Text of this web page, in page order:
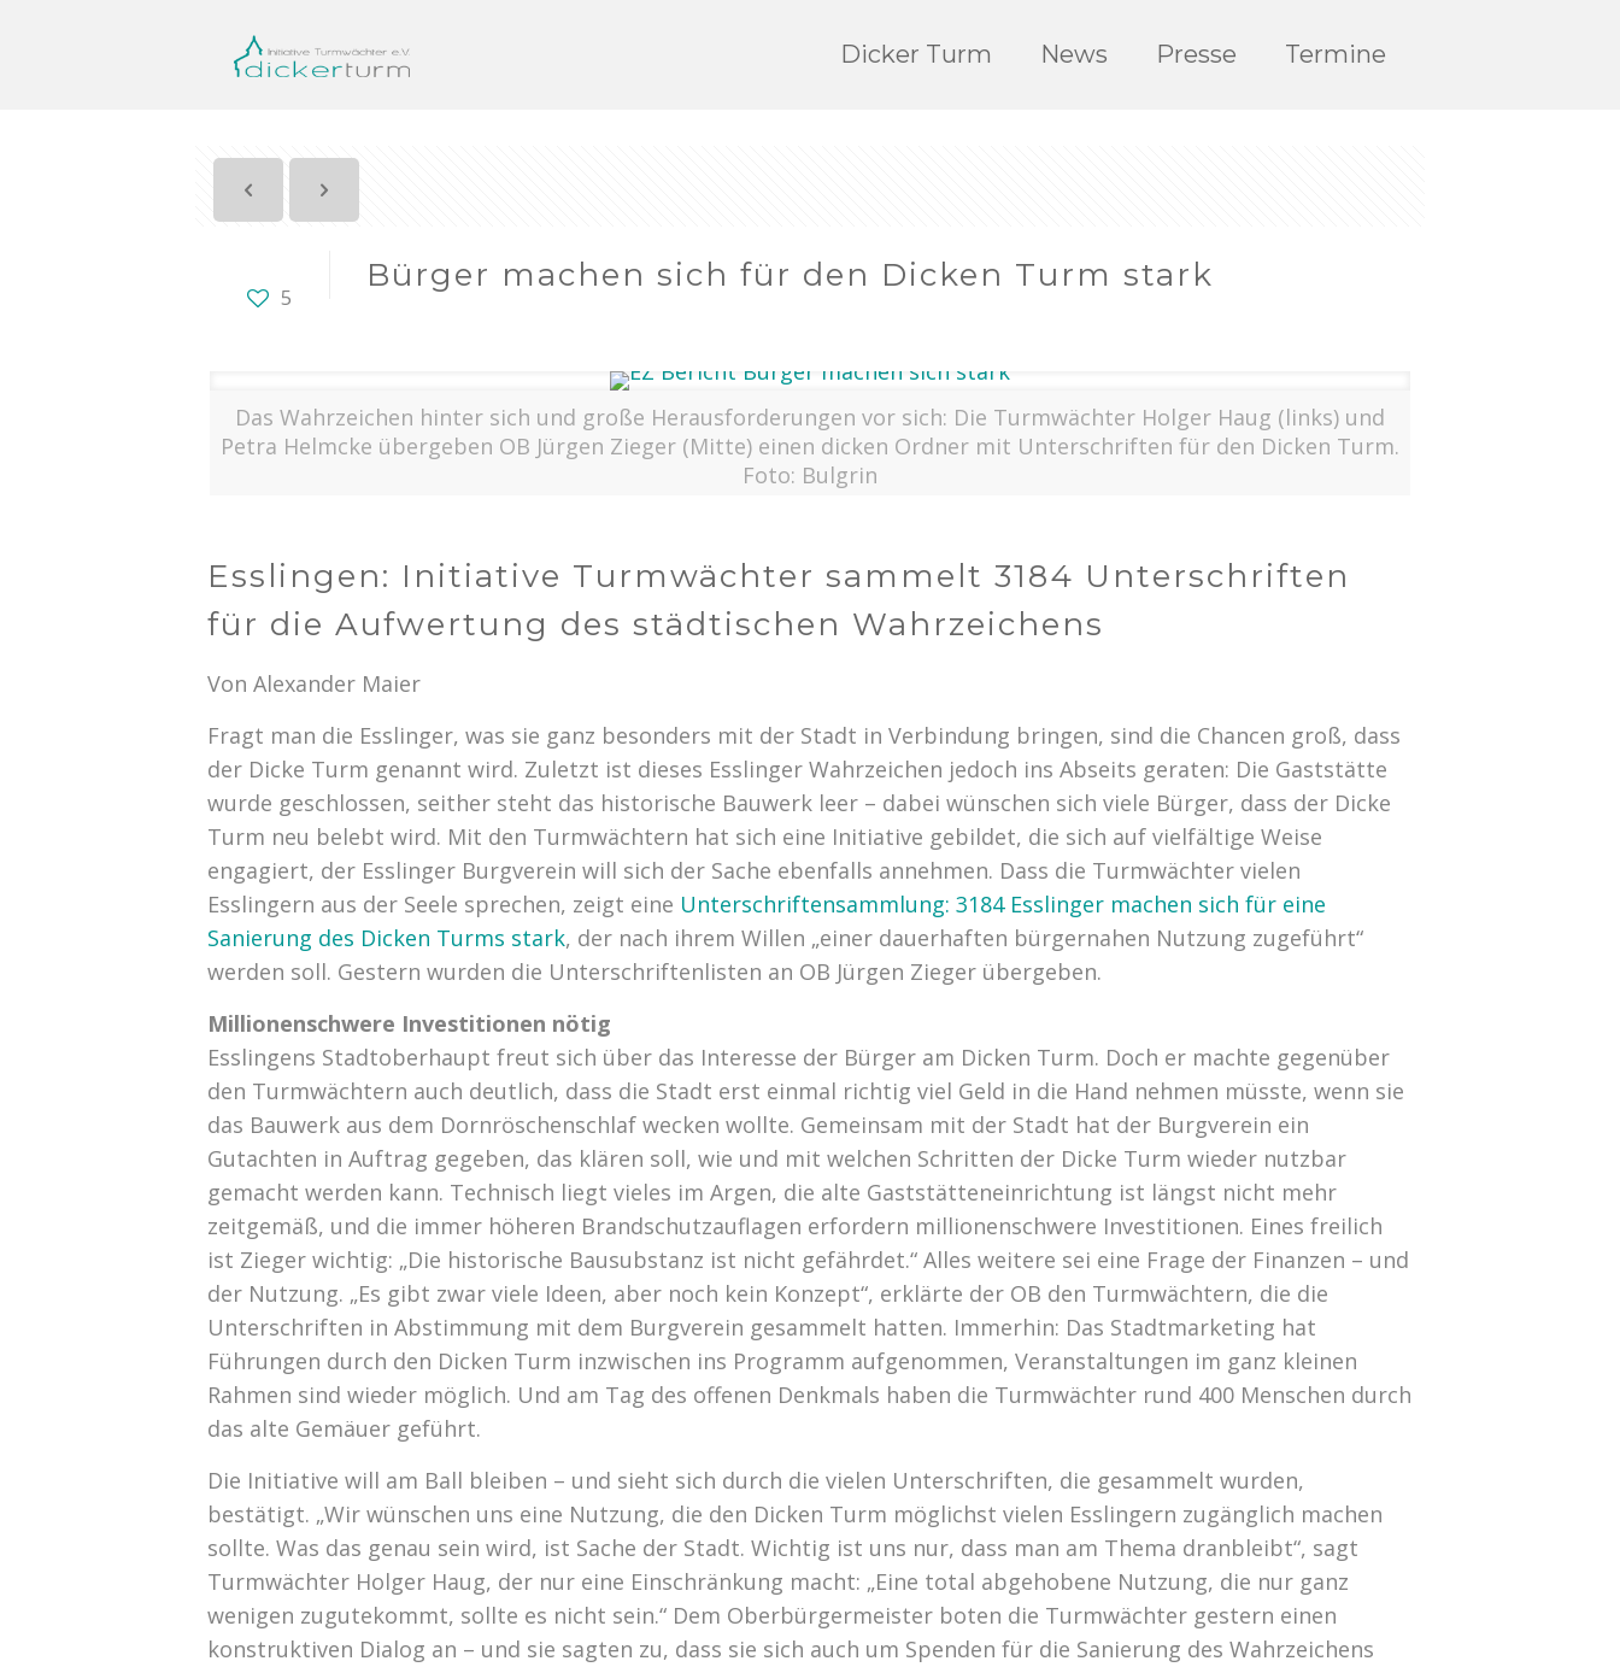
Dicker Turm News Presse Termine
5
Bürger machen sich für den Dicken Turm stark
Das Wahrzeichen hinter sich und große Herausforderungen vor sich: Die Turmwächter Holger Haug (links) und
Petra Helmcke übergeben OB Jürgen Zieger (Mitte) einen dicken Ordner mit Unterschriften für den Dicken Turm.
Foto: Bulgrin
Esslingen: Initiative Turmwächter sammelt 3184 Unterschriften
für die Aufwertung des städtischen Wahrzeichens
Von Alexander Maier
Fragt man die Esslinger, was sie ganz besonders mit der Stadt in Verbindung bringen, sind die Chancen groß, dass
der Dicke Turm genannt wird. Zuletzt ist dieses Esslinger Wahrzeichen jedoch ins Abseits geraten: Die Gaststätte
wurde geschlossen, seither steht das historische Bauwerk leer – dabei wünschen sich viele Bürger, dass der Dicke
Turm neu belebt wird. Mit den Turmwächtern hat sich eine Initiative gebildet, die sich auf vielfältige Weise
engagiert, der Esslinger Burgverein will sich der Sache ebenfalls annehmen. Dass die Turmwächter vielen
Esslingern aus der Seele sprechen, zeigt eine Unterschriftensammlung: 3184 Esslinger machen sich für eine
Sanierung des Dicken Turms stark, der nach ihrem Willen „einer dauerhaften bürgernahen Nutzung zugeführt“
werden soll. Gestern wurden die Unterschriftenlisten an OB Jürgen Zieger übergeben.
Millionenschwere Investitionen nötig
Esslingens Stadtoberhaupt freut sich über das Interesse der Bürger am Dicken Turm. Doch er machte gegenüber
den Turmwächtern auch deutlich, dass die Stadt erst einmal richtig viel Geld in die Hand nehmen müsste, wenn sie
das Bauwerk aus dem Dornröschenschlaf wecken wollte. Gemeinsam mit der Stadt hat der Burgverein ein
Gutachten in Auftrag gegeben, das klären soll, wie und mit welchen Schritten der Dicke Turm wieder nutzbar
gemacht werden kann. Technisch liegt vieles im Argen, die alte Gaststätteneinrichtung ist längst nicht mehr
zeitgemäß, und die immer höheren Brandschutzauflagen erfordern millionenschwere Investitionen. Eines freilich
ist Zieger wichtig: „Die historische Bausubstanz ist nicht gefährdet.“ Alles weitere sei eine Frage der Finanzen – und
der Nutzung. „Es gibt zwar viele Ideen, aber noch kein Konzept“, erklärte der OB den Turmwächtern, die die
Unterschriften in Abstimmung mit dem Burgverein gesammelt hatten. Immerhin: Das Stadtmarketing hat
Führungen durch den Dicken Turm inzwischen ins Programm aufgenommen, Veranstaltungen im ganz kleinen
Rahmen sind wieder möglich. Und am Tag des offenen Denkmals haben die Turmwächter rund 400 Menschen durch
das alte Gemäuer geführt.
Die Initiative will am Ball bleiben – und sieht sich durch die vielen Unterschriften, die gesammelt wurden,
bestätigt. „Wir wünschen uns eine Nutzung, die den Dicken Turm möglichst vielen Esslingern zugänglich machen
sollte. Was das genau sein wird, ist Sache der Stadt. Wichtig ist uns nur, dass man am Thema dranbleibt“, sagt
Turmwächter Holger Haug, der nur eine Einschränkung macht: „Eine total abgehobene Nutzung, die nur ganz
wenigen zugutekommt, sollte es nicht sein.“ Dem Oberbürgermeister boten die Turmwächter gestern einen
konstruktiven Dialog an – und sie sagten zu, dass sie sich auch um Spenden für die Sanierung des Wahrzeichens